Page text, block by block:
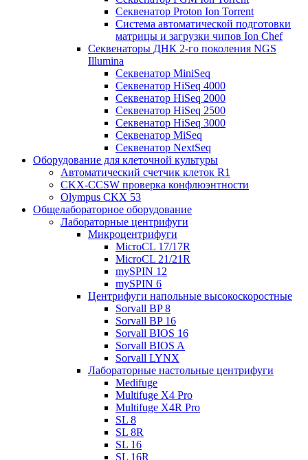
Секвенатор Proton Ion Torrent
Система автоматической подготовки
матрицы и загрузки чипов Ion Chef
Секвенаторы ДНК 2-го поколения NGS
Illumina
Секвенатор MiniSeq
Секвенатор HiSeq 4000
Секвенатор HiSeq 2000
Секвенатор HiSeq 2500
Секвенатор HiSeq 3000
Секвенатор MiSeq
Секвенатор NextSeq
Оборудование для клеточной культуры
Автоматический счетчик клеток R1
CKX-CCSW проверка конфлюэнтности
Olympus CKX 53
Общелабораторное оборудование
Лабораторные центрифуги
Микроцентрифуги
MicroCL 17/17R
MicroCL 21/21R
mySPIN 12
mySPIN 6
Центрифуги напольные высокоскоростные
Sorvall BP 8
Sorvall BP 16
Sorvall BIOS 16
Sorvall BIOS A
Sorvall LYNX
Лабораторные настольные центрифуги
Medifuge
Multifuge X4 Pro
Multifuge X4R Pro
SL 8
SL 8R
SL 16
SL 16R